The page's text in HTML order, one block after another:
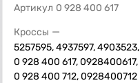
Артикул 0 928 400 617
Кроссы —
5257595, 4937597, 4903523,
0 928 400 617, 0928400617,
0 928 400 712, 0928400712